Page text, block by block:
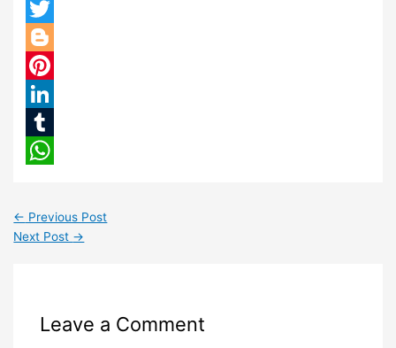
Facebook
Twitter
Blogger
Pinterest
LinkedIn
Tumblr
← Previous Post
Next Post →
Leave a Comment